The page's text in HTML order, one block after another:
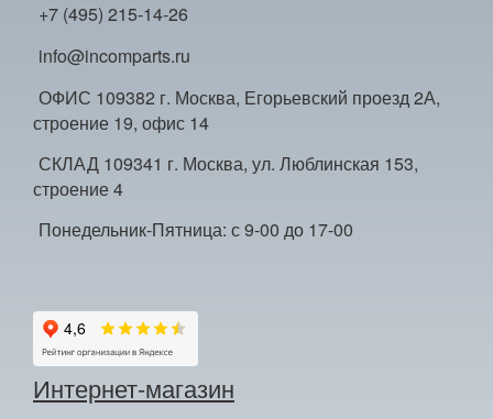
+7 (495) 215-14-26
info@incomparts.ru
ОФИС 109382 г. Москва, Егорьевский проезд 2А,
строение 19, офис 14
СКЛАД 109341 г. Москва, ул. Люблинская 153,
строение 4
Понедельник-Пятница: с 9-00 до 17-00
Интернет-магазин